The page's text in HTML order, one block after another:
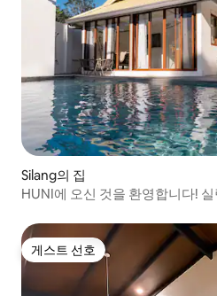
Silang의 집
HUNI에 오신 것을 환영합니다!
게스트 선호
게스트 선호